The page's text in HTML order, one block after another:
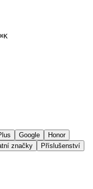
⌘K
Google
Honor
značky
Příslušenství